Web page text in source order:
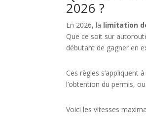
2026 ?
En 2026, la limitation
Que ce soit sur
débutant de gagner en
Ces règles s’appliquent
l’obtention du permis,
Voici les vitesses